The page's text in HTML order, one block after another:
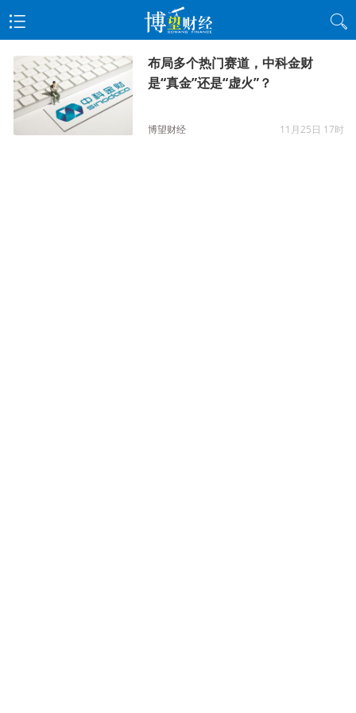
布局多个热门赛道，中科金财
是“真金”还是“虚火”？
博望财经 11月25日 17时